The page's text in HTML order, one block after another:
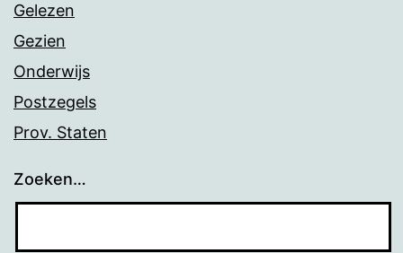
Gelezen
Gezien
Onderwijs
Postzegels
Prov. Staten
Zoeken…